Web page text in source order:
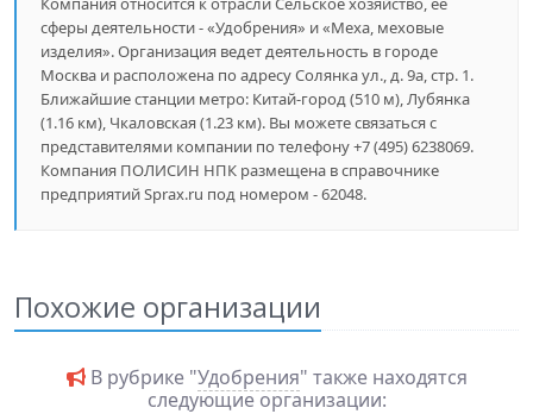
сферы деятельности - «Удобрения» и «Меха, меховые
изделия». Организация ведет деятельность в городе
Москва и расположена по адресу Солянка ул., д. 9а, стр. 1.
Ближайшие станции метро: Китай-город (510 м), Лубянка
(1.16 км), Чкаловская (1.23 км). Вы можете связаться с
представителями компании по телефону +7 (495) 6238069.
Компания ПОЛИСИН НПК размещена в справочнике
предприятий Sprax.ru под номером - 62048.
Похожие организации
В рубрике "Удобрения" также находятся
следующие организации: